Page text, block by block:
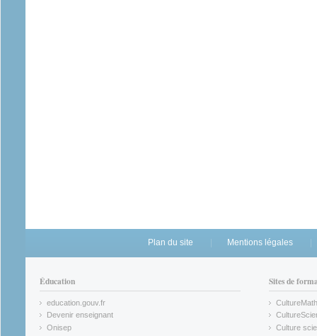
Plan du site Mentions légales
Éducation
education.gouv.fr
(link is external)
Devenir enseignant
(link is external)
Onisep
Sites de
CultureMath
(link is
(link is
Culture